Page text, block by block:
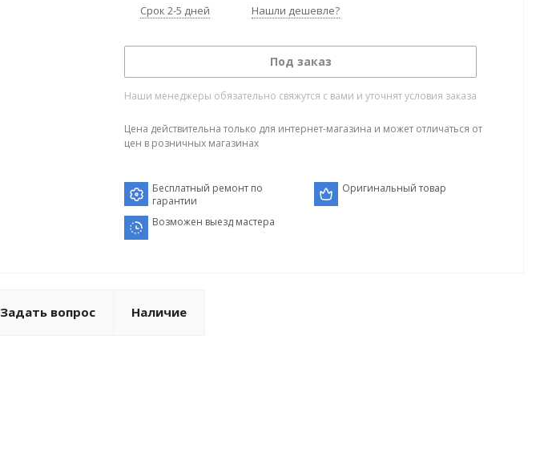
Срок 2-5 дней Нашли дешевле?
Под заказ
Наши менеджеры обязательно свяжутся с вами и уточнят условия заказа
Цена действительна только для интернет-магазина и может отличаться от
цен в розничных магазинах
Бесплатный ремонт по
гарантии
Оригинальный товар
Возможен выезд мастера
Задать вопрос Наличие